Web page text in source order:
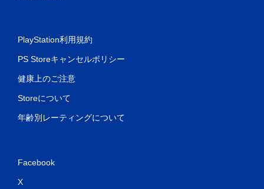
PlayStation利用規約
PS Storeキャンセルポリシー
健康上のご注意
Storeについて
年齢別レーティングについて
Facebook
X